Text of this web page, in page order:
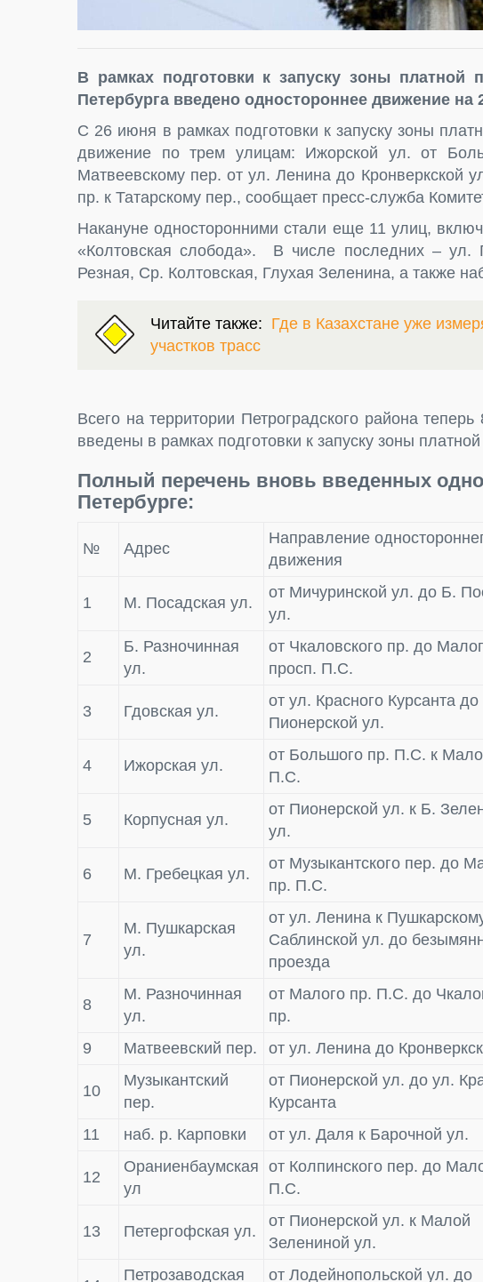
В рамках подготовки к запуску зоны платной
Петербурга введено одностороннее движение на
С 26 июня в рамках подготовки к запуску зоны
движение по трем улицам: Ижорской ул. от
Матвеевскому пер. от ул. Ленина до Кронверкской
пр. к Татарскому пер., сообщает пресс-служба
Накануне односторонними стали еще 11 улиц,
«Колтовская слобода». В числе последних – ул.
Резная, Ср. Колтовская, Глухая Зеленина, а также
Читайте также: Где в Казахстане уже
участков трасс
Всего на территории Петроградского района
введены в рамках подготовки к запуску зоны
Полный перечень вновь введенных
Петербурге:
№ Адрес
Направление
движения
1 М. Посадская ул.
от Мичуринской ул. до Б.
ул.
2
Б. Разночинная
ул.
от Чкаловского пр. до
просп. П.С.
3 Гдовская ул.
от ул. Красного Курсанта до
Пионерской ул.
4 Ижорская ул.
от Большого пр. П.С. к
П.С.
5 Корпусная ул.
от Пионерской ул. к Б.
ул.
6 М. Гребецкая ул.
от Музыкантского пер. до
пр. П.С.
7
М. Пушкарская
ул.
от ул. Ленина к
Саблинской ул. до
проезда
8
М. Разночинная
ул.
от Малого пр. П.С. до
пр.
9 Матвеевский пер. от ул. Ленина до
10
Музыкантский
пер.
от Пионерской ул. до ул.
Курсанта
11 наб. р. Карповки от ул. Даля к Барочной ул.
12
Ораниенбаумская
ул
от Колпинского пер. до
П.С.
13 Петергофская ул.
от Пионерской ул. к Малой
Зелениной ул.
Петрозаводская
от Лодейнопольской ул. до